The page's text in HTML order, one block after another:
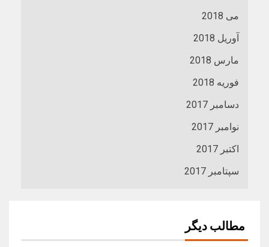
می 2018
آوریل 2018
مارس 2018
فوریه 2018
دسامبر 2017
نوامبر 2017
اکتبر 2017
سپتامبر 2017
مطالب دیگر